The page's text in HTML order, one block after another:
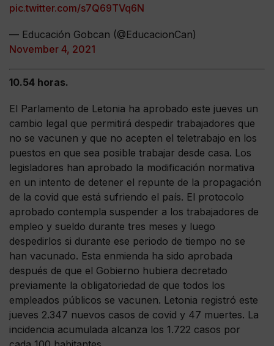
pic.twitter.com/s7Q69TVq6N
— Educación Gobcan (@EducacionCan)
November 4, 2021
10.54 horas.
El Parlamento de Letonia ha aprobado este jueves un
cambio legal que permitirá despedir trabajadores que
no se vacunen y que no acepten el teletrabajo en los
puestos en que sea posible trabajar desde casa. Los
legisladores han aprobado la modificación normativa
en un intento de detener el repunte de la propagación
de la covid que está sufriendo el país. El protocolo
aprobado contempla suspender a los trabajadores de
empleo y sueldo durante tres meses y luego
despedirlos si durante ese periodo de tiempo no se
han vacunado. Esta enmienda ha sido aprobada
después de que el Gobierno hubiera decretado
previamente la obligatoriedad de que todos los
empleados públicos se vacunen. Letonia registró este
jueves 2.347 nuevos casos de covid y 47 muertes. La
incidencia acumulada alcanza los 1.722 casos por